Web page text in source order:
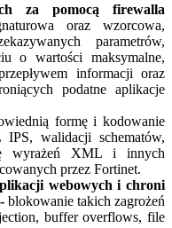
za pomocą firewalla
oraz wzorcowa,
parametrów,
o wartości maksymalne,
informacji oraz
podatne aplikacje
formę i kodowanie
walidacji schematów,
wyrażeń XML i innych
przez Fortinet.
webowych i chroni
- blokowanie takich zagrożeń
buffer overflows, file